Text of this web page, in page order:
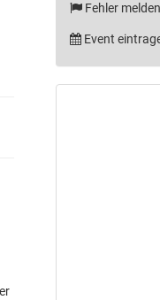
Fehler melden
Event